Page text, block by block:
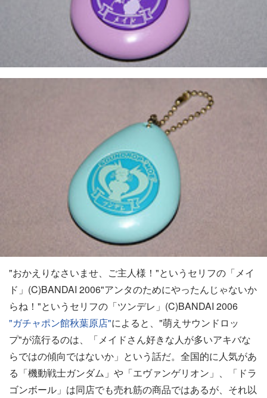
"おかえりなさいませ、ご主人様！"というセリフの「メイ
ド」(C)BANDAI 2006"アンタのためにやったんじゃないか
らね！"というセリフの「ツンデレ」(C)BANDAI 2006
"ガチャポン館秋葉原店"によると、"萌えサウンドロッ
プ"が流行るのは、「メイドさん好きな人が多いアキバな
らではの傾向ではないか」という話だ。全国的に人気があ
る「機動戦士ガンダム」や「エヴァンゲリオン」、「ドラ
ゴンボール」は同店でも売れ筋の商品ではあるが、それ以